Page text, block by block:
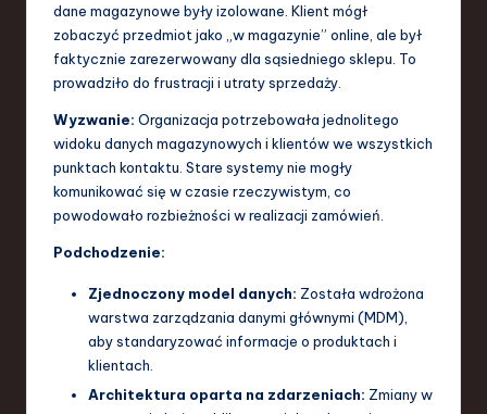
dane magazynowe były izolowane. Klient mógł
zobaczyć przedmiot jako „w magazynie” online, ale był
faktycznie zarezerwowany dla sąsiedniego sklepu. To
prowadziło do frustracji i utraty sprzedaży.
Wyzwanie: Organizacja potrzebowała jednolitego
widoku danych magazynowych i klientów we wszystkich
punktach kontaktu. Stare systemy nie mogły
komunikować się w czasie rzeczywistym, co
powodowało rozbieżności w realizacji zamówień.
Podchodzenie:
Zjednoczony model danych: Została wdrożona
warstwa zarządzania danymi głównymi (MDM),
aby standaryzować informacje o produktach i
klientach.
Architektura oparta na zdarzeniach: Zmiany w